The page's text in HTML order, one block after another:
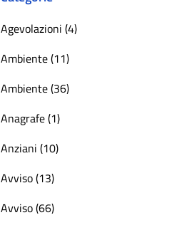
Agevolazioni (4)
Ambiente (11)
Ambiente (36)
Anagrafe (1)
Anziani (10)
Avviso (13)
Avviso (66)